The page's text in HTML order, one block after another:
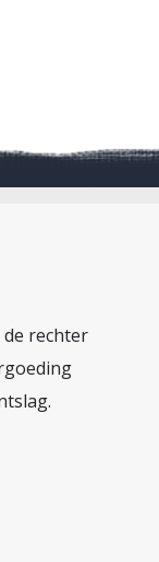
rechter